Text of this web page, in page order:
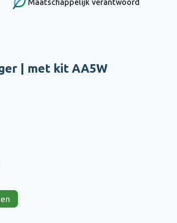
Maatschappelijk verantwoord
| met kit AA5W